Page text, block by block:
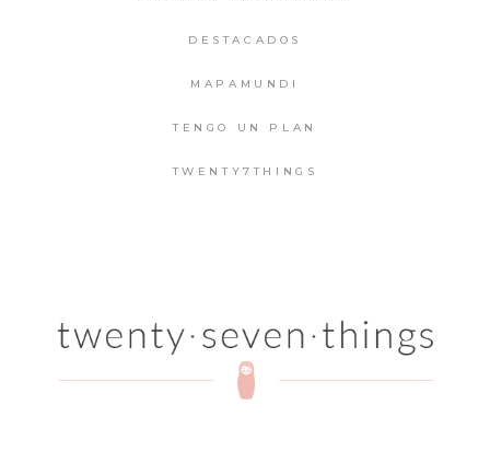
DESTACADOS
MAPAMUNDI
TENGO UN PLAN
TWENTY7THINGS